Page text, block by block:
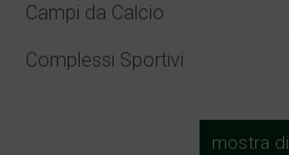
Campi da Calcio
Complessi Sportivi
mostra